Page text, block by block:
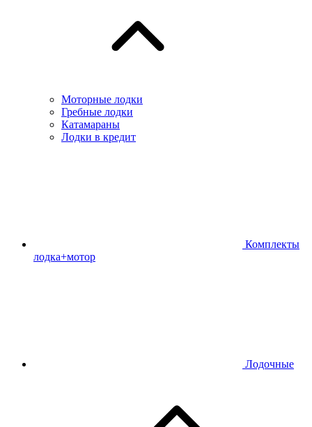
Моторные лодки
Гребные лодки
Катамараны
Лодки в кредит
Комплекты
лодка+мотор
Лодочные